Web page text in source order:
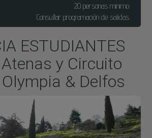
20 personas minimo
Consultar programación de salidas
ESTUDIANTES
y Circuito
& Delfos